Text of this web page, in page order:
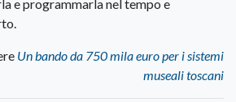
e programmarla nel tempo e
Un bando da 750 mila euro per i sistemi
museali toscani